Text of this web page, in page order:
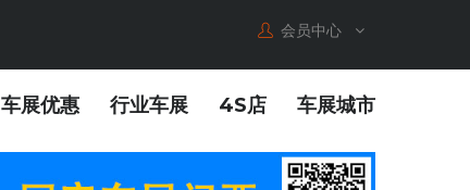
会员中心
车展优惠 行业车展 4S店 车展城市